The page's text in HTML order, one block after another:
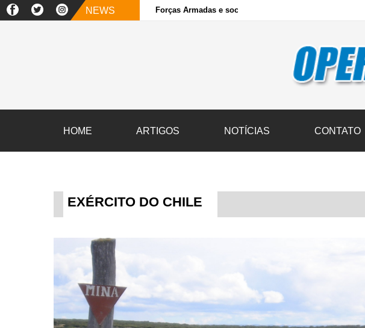
NEWS Forças Armadas e sociedade civil transportam 3,6 mil
HOME ARTIGOS NOTÍCIAS CONTATO
EXÉRCITO DO CHILE